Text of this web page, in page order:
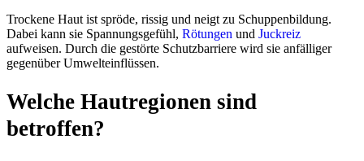
Trockene Haut ist spröde, rissig und neigt zu Schuppenbildung.
Dabei kann sie Spannungsgefühl, Rötungen und Juckreiz
aufweisen. Durch die gestörte Schutzbarriere wird sie anfälliger
gegenüber Umwelteinflüssen.
Welche Hautregionen sind
betroffen?